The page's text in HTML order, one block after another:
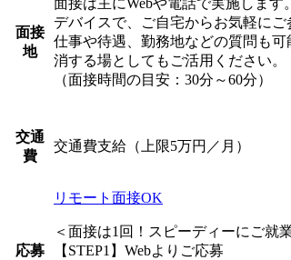
面接
地
面接は主にWebや電話で実施します
デバイスで、ご自宅からお気軽にご
仕事や待遇、勤務地などの質問も
消する場としてもご活用ください。
（面接時間の目安：30分～60分）
交通
費
交通費支給（上限5万円／月）
応募
リモート面接OK
＜面接は1回！スピーディーにご就
【STEP1】Webよりご応募